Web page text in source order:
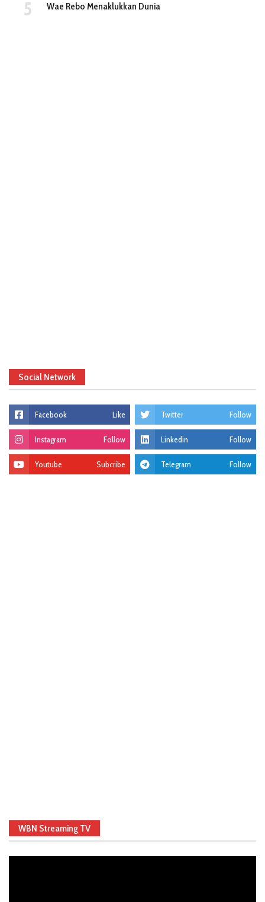
Wae Rebo Menaklukkan Dunia
Social Network
Facebook Like Twitter Follow
Instagram Follow Linkedin Follow
Youtube Subcribe Telegram Follow
WBN Streaming TV